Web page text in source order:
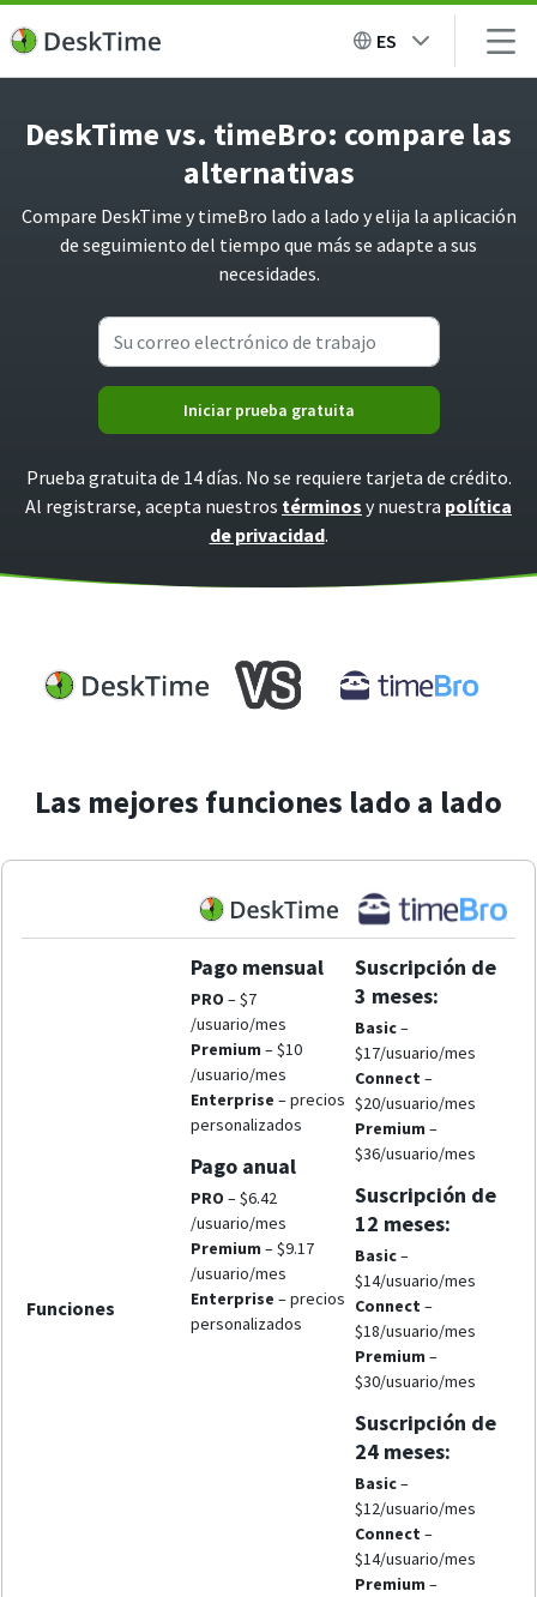
ES
DeskTime vs. timeBro: compare las
alternativas
Compare DeskTime y timeBro lado a lado y elija la aplicación
de seguimiento del tiempo que más se adapte a sus
necesidades.
Iniciar prueba gratuita
Prueba gratuita de 14 días. No se requiere tarjeta de crédito.
Al registrarse, acepta nuestros términos y nuestra política
de privacidad.
Las mejores funciones lado a lado
Funciones
Pago mensual
PRO – $7
/usuario/mes
Premium – $10
/usuario/mes
Enterprise – precios
personalizados
Pago anual
PRO – $6.42
/usuario/mes
Premium – $9.17
/usuario/mes
Enterprise – precios
personalizados
Suscripción de
3 meses:
Basic–
$17/usuario/mes
Connect –
$20/usuario/mes
Premium –
$36/usuario/mes
Suscripción de
12 meses:
Basic–
$14/usuario/mes
Connect –
$18/usuario/mes
Premium –
$30/usuario/mes
Suscripción de
24 meses:
Basic–
$12/usuario/mes
Connect –
$14/usuario/mes
Premium –